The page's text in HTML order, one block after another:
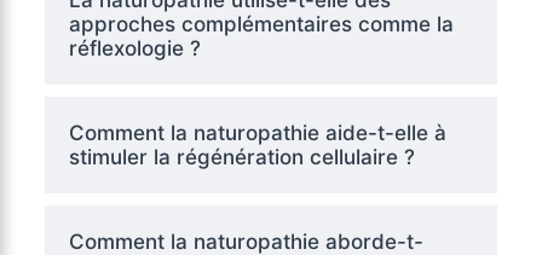
approches complémentaires comme la
réflexologie ?
Comment la naturopathie aide-t-elle à
stimuler la régénération cellulaire ?
Comment la naturopathie aborde-t-